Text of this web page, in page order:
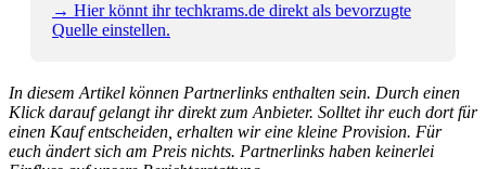
→ Hier könnt ihr techkrams.de direkt als bevorzugte
Quelle einstellen.
In diesem Artikel können Partnerlinks enthalten sein. Durch einen
Klick darauf gelangt ihr direkt zum Anbieter. Solltet ihr euch dort für
einen Kauf entscheiden, erhalten wir eine kleine Provision. Für
euch ändert sich am Preis nichts. Partnerlinks haben keinerlei